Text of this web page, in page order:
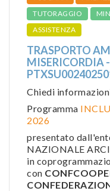
TUTORAGGIO
ASSISTENZA
TRASPORTO
Chiedi
Programma
2026
presentato
NAZIONALE
in
con